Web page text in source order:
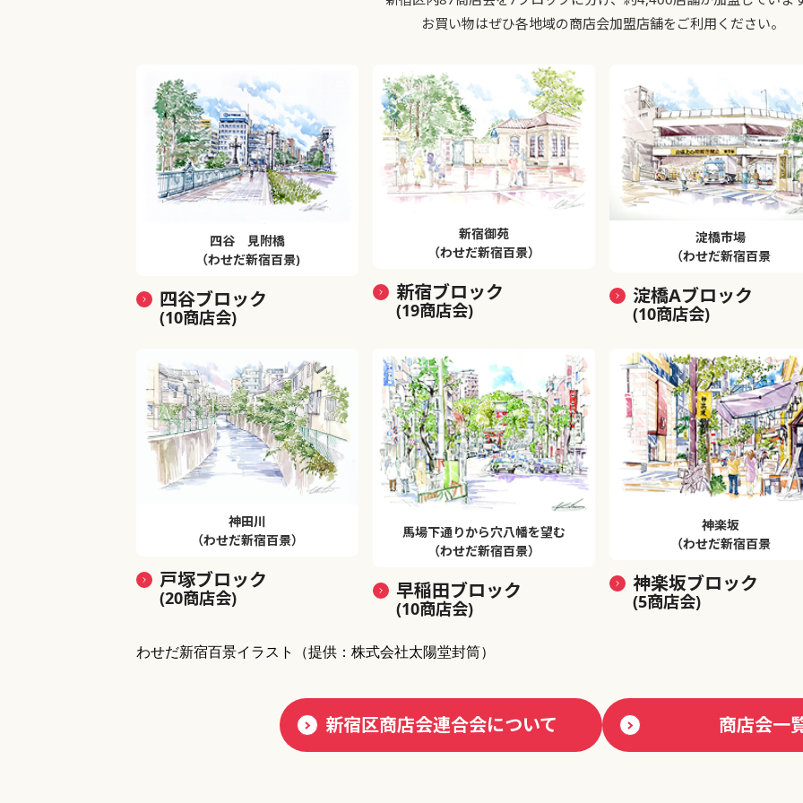
お買い物はぜひ各地域の商店会加盟店舗をご利用ください。
四谷 見附橋
（わせだ新宿百景)
四谷ブロック
(10商店会)
新宿御苑
（わせだ新宿百景）
新宿ブロック
(19商店会)
淀橋市場
（わせだ新宿百景
淀橋Aブロック
(10商店会)
神田川
（わせだ新宿百景）
戸塚ブロック
(20商店会)
馬場下通りから穴八幡を望む
（わせだ新宿百景）
早稲田ブロック
(10商店会)
神楽坂
（わせだ新宿百景
神楽坂ブロック
(5商店会)
わせだ新宿百景イラスト （提供：株式会社太陽堂封筒）
新宿区商店会連合会について 商店会一